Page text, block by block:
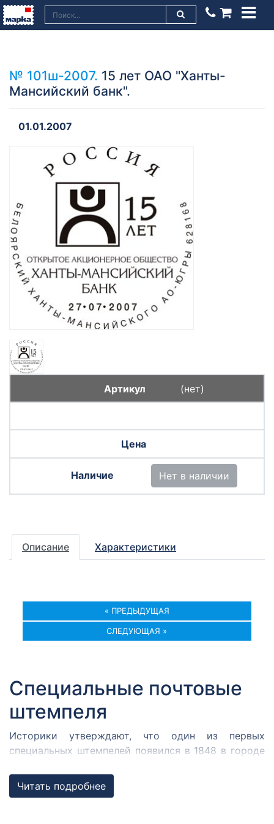
№ 101ш-2007. 15 лет ОАО "Ханты-
Мансийский банк".
01.01.2007
(нет)
Нет в наличии
Описание Характеристики
« ПРЕДЫДУЩАЯ
СЛЕДУЮЩАЯ »
Специальные почтовые
штемпеля
Историки утверждают, что один из первых
специальных штемпелей появился в 1848 в городе
собрался Кромержижский парламент.
Парламентарии решили отметить его работу
Читать подробнее